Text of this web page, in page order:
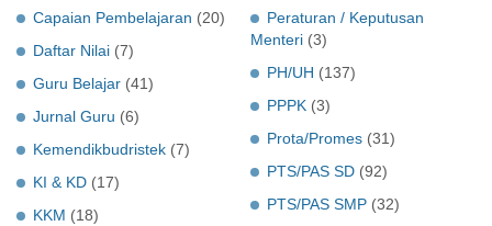
Capaian Pembelajaran (20)
Daftar Nilai (7)
Guru Belajar (41)
Jurnal Guru (6)
Kemendikbudristek (7)
KI & KD (17)
KKM (18)
Peraturan / Keputusan
Menteri (3)
PH/UH (137)
PPPK (3)
Prota/Promes (31)
PTS/PAS SD (92)
PTS/PAS SMP (32)